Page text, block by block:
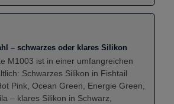
– schwarzes oder klares Silikon
M1003 ist in einer umfangreichen
Schwarzes Silikon in Fishtail
Pink, Ocean Green, Energie Green,
– klares Silikon in Schwarz,